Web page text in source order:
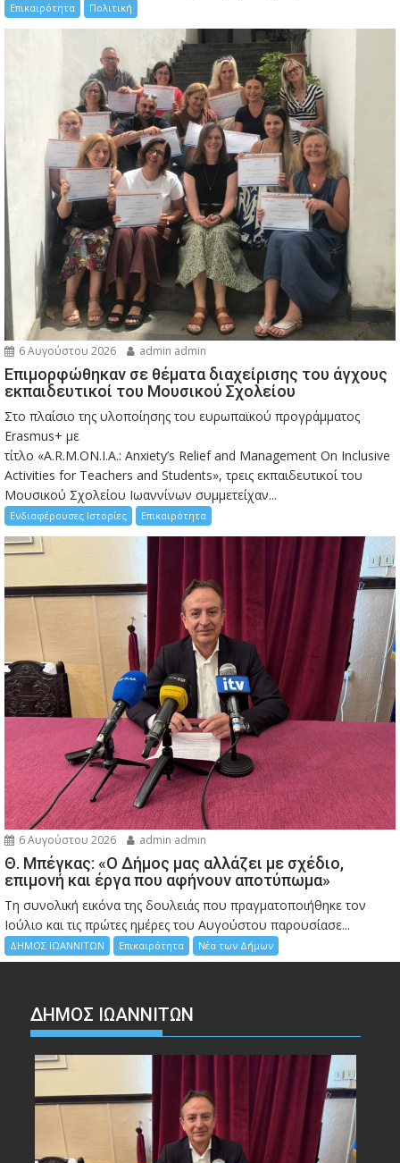
Επικαιρότητα Πολιτική
6 Αυγούστου 2026 admin admin
Eπιμορφώθηκαν σε θέματα διαχείρισης του άγχους
εκπαιδευτικοί του Μουσικού Σχολείου
Στο πλαίσιο της υλοποίησης του ευρωπαϊκού προγράμματος
Erasmus+ με
τίτλο «A.R.M.ON.I.A.: Anxiety’s Relief and Management On Inclusive
Activities for Teachers and Students», τρεις εκπαιδευτικοί του
Μουσικού Σχολείου Ιωαννίνων συμμετείχαν...
Ενδιαφέρουσες Ιστορίες Επικαιρότητα
6 Αυγούστου 2026 admin admin
Θ. Μπέγκας: «Ο Δήμος μας αλλάζει με σχέδιο,
επιμονή και έργα που αφήνουν αποτύπωμα»
Τη συνολική εικόνα της δουλειάς που πραγματοποιήθηκε τον
Ιούλιο και τις πρώτες ημέρες του Αυγούστου παρουσίασε...
ΔΗΜΟΣ ΙΩΑΝΝΙΤΩΝ Επικαιρότητα Νέα των Δήμων
ΔΗΜΟΣ ΙΩΑΝΝΙΤΩΝ